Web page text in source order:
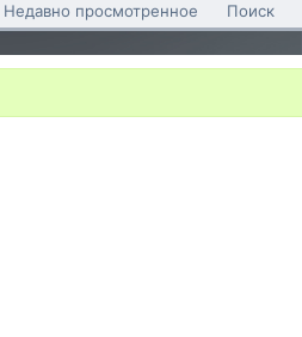
Недавно просмотренное Поиск